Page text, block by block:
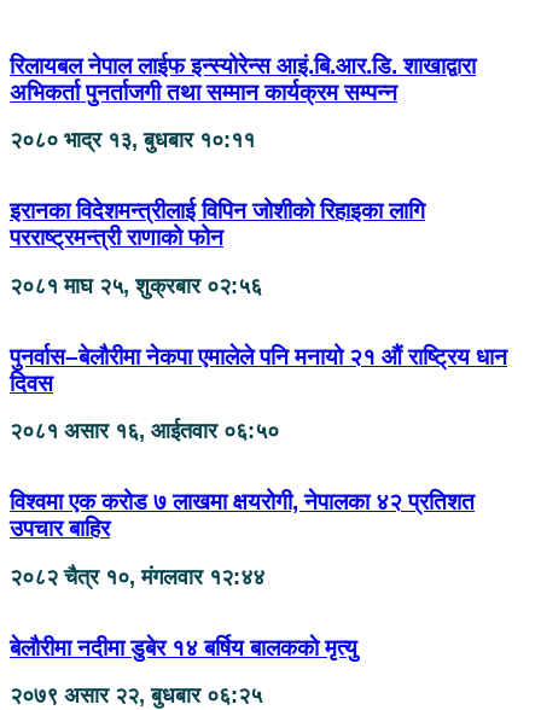
रिलायबल नेपाल लाईफ इन्स्योरेन्स आइं.बि.आर.डि. शाखाद्वारा
अभिकर्ता पुनर्ताजगी तथा सम्मान कार्यक्रम सम्पन्न
२०८० भाद्र १३, बुधबार १०:११
इरानका विदेशमन्त्रीलाई विपिन जोशीको रिहाइका लागि
परराष्ट्रमन्त्री राणाको फोन
२०८१ माघ २५, शुक्रबार ०२:५६
पुनर्वास–बेलौरीमा नेकपा एमालेले पनि मनायो २१ औं राष्ट्रिय धान
दिवस
२०८१ असार १६, आईतवार ०६:५०
विश्वमा एक करोड ७ लाखमा क्षयरोगी, नेपालका ४२ प्रतिशत
उपचार बाहिर
२०८२ चैत्र १०, मंगलवार १२:४४
बेलाैरीमा नदीमा डुबेर १४ बर्षिय बालककाे मृत्यु
२०७९ असार २२, बुधबार ०६:२५